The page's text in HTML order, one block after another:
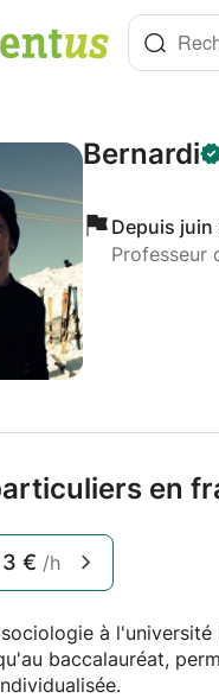
Bernardi
Depuis juin
Professeur
en
€ /h
à
baccalauréat,